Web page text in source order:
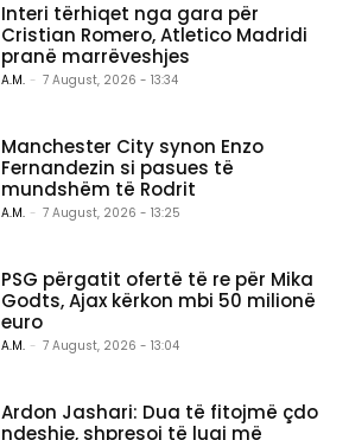
Interi tërhiqet nga gara për
Cristian Romero, Atletico Madridi
pranë marrëveshjes
A.M. - 7 August, 2026 - 13:34
Manchester City synon Enzo
Fernandezin si pasues të
mundshëm të Rodrit
A.M. - 7 August, 2026 - 13:25
PSG përgatit ofertë të re për Mika
Godts, Ajax kërkon mbi 50 milionë
euro
A.M. - 7 August, 2026 - 13:04
Ardon Jashari: Dua të fitojmë çdo
ndeshje, shpresoj të luaj më